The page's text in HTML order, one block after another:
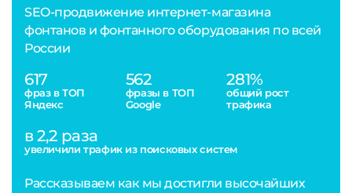
SEO-продвижение интернет-магазина
фонтанов и фонтанного оборудования по всей
России
617
фраз в ТОП
Яндекс
562
фразы в ТОП
Google
281%
общий рост
трафика
в 2,2 раза
увеличили трафик из поисковых систем
Рассказываем как мы достигли высочайших